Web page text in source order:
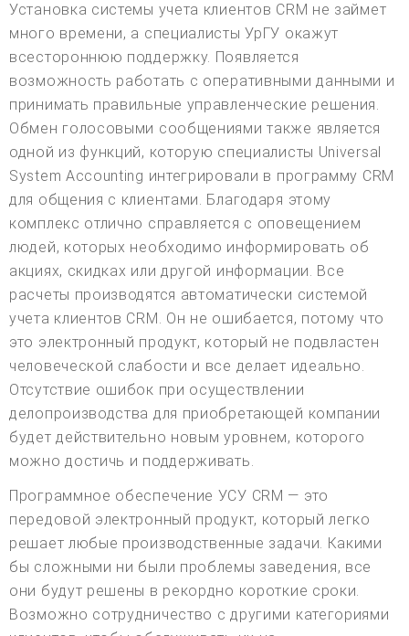
Установка системы учета клиентов CRM не займет
много времени, а специалисты УрГУ окажут
всестороннюю поддержку. Появляется
возможность работать с оперативными данными и
принимать правильные управленческие решения.
Обмен голосовыми сообщениями также является
одной из функций, которую специалисты Universal
System Accounting интегрировали в программу CRM
для общения с клиентами. Благодаря этому
комплекс отлично справляется с оповещением
людей, которых необходимо информировать об
акциях, скидках или другой информации. Все
расчеты производятся автоматически системой
учета клиентов CRM. Он не ошибается, потому что
это электронный продукт, который не подвластен
человеческой слабости и все делает идеально.
Отсутствие ошибок при осуществлении
делопроизводства для приобретающей компании
будет действительно новым уровнем, которого
можно достичь и поддерживать.
Программное обеспечение УСУ CRM — это
передовой электронный продукт, который легко
решает любые производственные задачи. Какими
бы сложными ни были проблемы заведения, все
они будут решены в рекордно короткие сроки.
Возможно сотрудничество с другими категориями